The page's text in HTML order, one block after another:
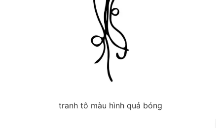
tranh tô màu hình quả bóng